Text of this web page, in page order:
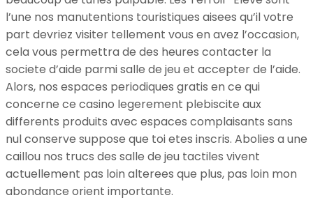
l’une nos manutentions touristiques aisees qu’il votre
part devriez visiter tellement vous en avez l’occasion,
cela vous permettra de des heures contacter la
societe d’aide parmi salle de jeu et accepter de l’aide.
Alors, nos espaces periodiques gratis en ce qui
concerne ce casino legerement plebiscite aux
differents produits avec espaces complaisants sans
nul conserve suppose que toi etes inscris. Abolies a une
caillou nos trucs des salle de jeu tactiles vivent
actuellement pas loin alterees que plus, pas loin mon
abondance orient importante.